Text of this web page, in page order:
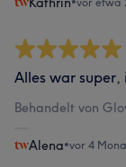
Alles war super,
Behandelt von
Alena•vor 4